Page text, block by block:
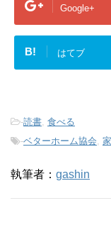
Google+
B! はてブ
-読書, 食べる
-ベターホーム協会,
執筆者： gashin